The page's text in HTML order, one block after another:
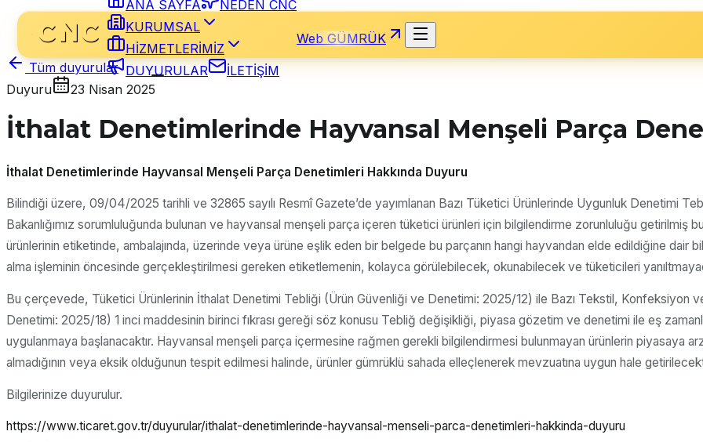
ANA SAYFA
NEDEN CNC
KURUMSAL
HİZMETLERİMİZ
DUYURULAR
İLETİŞİM
Web GÜMRÜK
Tüm duyurular
Duyuru
23 Nisan 2025
İthalat Denetimlerinde Hayvansal Menşeli Parça
İthalat Denetimlerinde Hayvansal Menşeli Parça Denetimleri Hakkında Duyuru
Bilindiği üzere, 09/04/2025 tarihli ve 32865 sayılı Resmî Gazete’de yayımlanan Bazı Tüketici Ürünlerinde Uygunluk Denetimi
Bakanlığımız sorumluluğunda bulunan ve hayvansal menşeli parça içeren tüketici ürünleri için bilgilendirme zorunluluğu getirilmiş
ürünlerinin etiketinde, ambalajında, üzerinde veya ürüne eşlik eden bir belgede bu parçanın hangi hayvandan elde edildiğine dair
alma işleminin öncesinde gerçekleştirilmesi gereken etiketlemenin, kolayca görülebilecek, okunabilecek ve tüketicileri
Bu çerçevede, Tüketici Ürünlerinin İthalat Denetimi Tebliği (Ürün Güvenliği ve Denetimi: 2025/12) ile Bazı Tekstil, Konfeksiyon
Denetimi: 2025/18) 1 inci maddesinin birinci fıkrası gereği söz konusu Tebliğ değişikliği, piyasa gözetim ve denetimi ile eş
uygulanmaya başlanacaktır. Hayvansal menşeli parça içermesine rağmen gerekli bilgilendirmesi bulunmayan ürünlerin piyasaya
almadığının veya eksik olduğunun tespit edilmesi halinde, ürünler gümrüklü sahada elleçlenerek mevzuatına uygun hale
Bilgilerinize duyurulur.
https://www.ticaret.gov.tr/duyurular/ithalat-denetimlerinde-hayvansal-menseli-parca-denetimleri-hakkinda-duyuru